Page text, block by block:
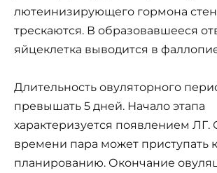
лютеинизирующего гормона
трескаются. В образовавшееся
яйцеклетка выводится в
Длительность овуляторного
превышать 5 дней. Начало этапа
характеризуется появлением ЛГ.
времени пара может приступать к
планированию. Окончание